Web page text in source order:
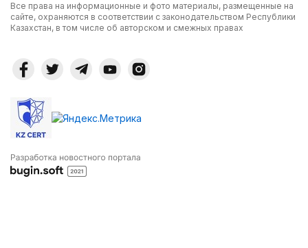
Все права на информационные и фото материалы, размещенные на
сайте, охраняются в соответствии с законодательством Республики
Казахстан, в том числе об авторском и смежных правах